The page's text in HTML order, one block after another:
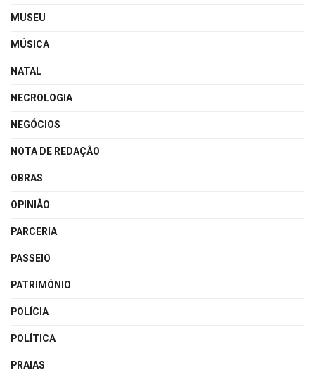
MUSEU
MÚSICA
NATAL
NECROLOGIA
NEGÓCIOS
NOTA DE REDAÇÃO
OBRAS
OPINIÃO
PARCERIA
PASSEIO
PATRIMÓNIO
POLÍCIA
POLÍTICA
PRAIAS